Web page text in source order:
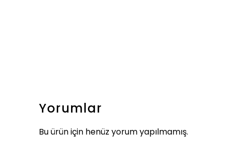
Yorumlar
Bu ürün için henüz yorum yapılmamış.